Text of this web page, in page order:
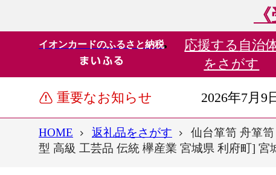
イオンカードのふるさと納税 応援する 自治
をさがす
重要なお知らせ 2026年7月9
HOME 返礼品をさがす
仙台箪笥 舟箪
型 高級 工芸品 伝統 欅産業 宮城県 利府町] 宮